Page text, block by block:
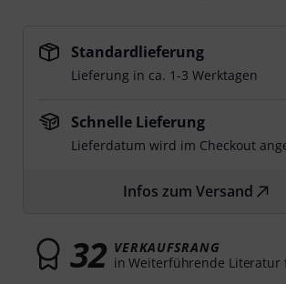
Standardlieferung
Lieferung in ca. 1-3 Werktagen
Schnelle Lieferung
Lieferdatum wird im Checkout
Infos zum Versand
32 VERKAUFSRANG
in Weiterführende Literatur